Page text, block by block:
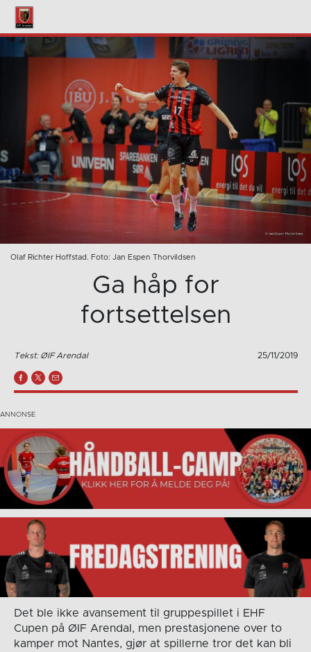
Olaf Richter Hoffstad. Foto: Jan Espen Thorvildsen
Ga håp for
fortsettelsen
Tekst: ØIF Arendal 25/11/2019
Det ble ikke avansement til gruppespillet i EHF
Cupen på ØIF Arendal, men prestasjonene over to
kamper mot Nantes, gjør at spillerne tror det kan bli